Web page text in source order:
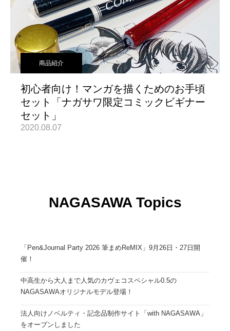
商品紹介
初心者向け！マンガを描くためのお手頃
セット「ナガサワ限定コミックビギナー
セット」
2020.08.07
NAGASAWA Topics
「Pen&Journal Party 2026 筆まめReMIX」9月26日・27日開
催！
中高生から大人まで人気のカヴェコスペシャル0.5の
NAGASAWAオリジナルモデル登場！
法人向けノベルティ・記念品制作サイト「with NAGASAWA」
をオープンしました